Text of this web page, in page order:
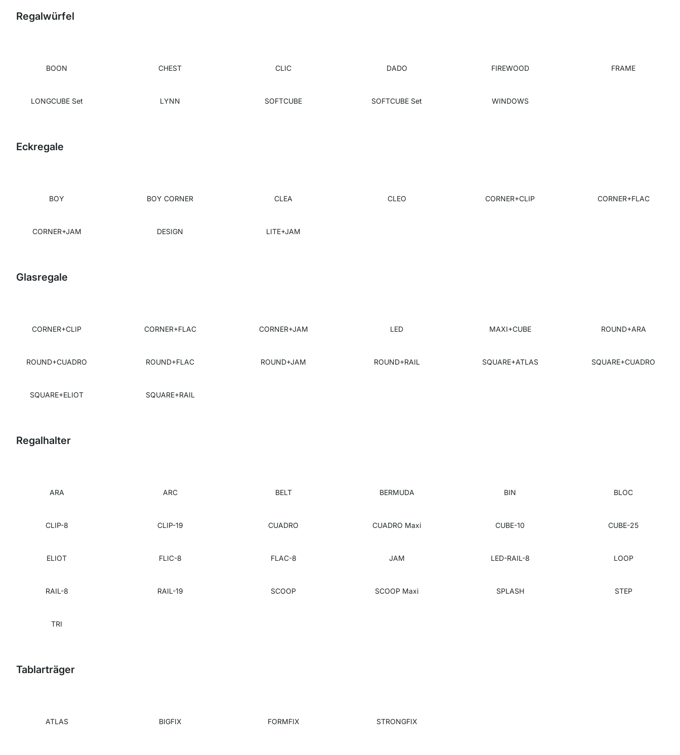
Regalwürfel
BOON CHEST CLIC DADO FIREWOOD FRAME
LONGCUBE Set LYNN SOFTCUBE SOFTCUBE Set WINDOWS
Eckregale
BOY BOY CORNER CLEA CLEO CORNER+CLIP CORNER+FLAC
CORNER+JAM DESIGN LITE+JAM
Glasregale
CORNER+CLIP CORNER+FLAC CORNER+JAM LED MAXI+CUBE ROUND+ARA
ROUND+CUADRO ROUND+FLAC ROUND+JAM ROUND+RAIL SQUARE+ATLAS SQUARE+CUADRO
SQUARE+ELIOT SQUARE+RAIL
Regalhalter
ARA ARC BELT BERMUDA BIN BLOC
CLIP-8 CLIP-19 CUADRO CUADRO Maxi CUBE-10 CUBE-25
ELIOT FLIC-8 FLAC-8 JAM LED-RAIL-8 LOOP
RAIL-8 RAIL-19 SCOOP SCOOP Maxi SPLASH STEP
TRI
Tablarträger
ATLAS BIGFIX FORMFIX STRONGFIX